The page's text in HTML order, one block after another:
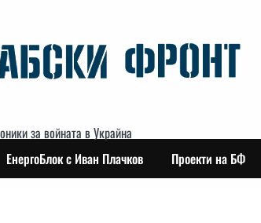
за войната в Украйна
ЕнергоБлок с Иван Плачков Проекти на БФ